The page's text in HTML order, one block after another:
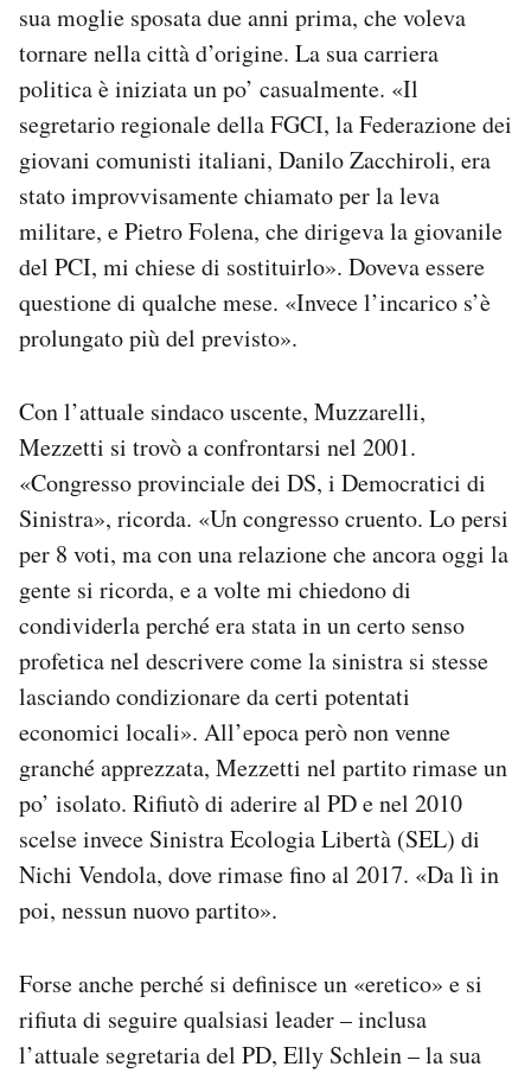
sua moglie sposata due anni prima, che voleva
tornare nella città d’origine. La sua carriera
politica è iniziata un po’ casualmente. «Il
segretario regionale della FGCI, la Federazione dei
giovani comunisti italiani, Danilo Zacchiroli, era
stato improvvisamente chiamato per la leva
militare, e Pietro Folena, che dirigeva la giovanile
del PCI, mi chiese di sostituirlo». Doveva essere
questione di qualche mese. «Invece l’incarico s’è
prolungato più del previsto».
Con l’attuale sindaco uscente, Muzzarelli,
Mezzetti si trovò a confrontarsi nel 2001.
«Congresso provinciale dei DS, i Democratici di
Sinistra», ricorda. «Un congresso cruento. Lo persi
per 8 voti, ma con una relazione che ancora oggi la
gente si ricorda, e a volte mi chiedono di
condividerla perché era stata in un certo senso
profetica nel descrivere come la sinistra si stesse
lasciando condizionare da certi potentati
economici locali». All’epoca però non venne
granché apprezzata, Mezzetti nel partito rimase un
po’ isolato. Rifiutò di aderire al PD e nel 2010
scelse invece Sinistra Ecologia Libertà (SEL) di
Nichi Vendola, dove rimase fino al 2017. «Da lì in
poi, nessun nuovo partito».
Forse anche perché si definisce un «eretico» e si
rifiuta di seguire qualsiasi leader – inclusa
l’attuale segretaria del PD, Elly Schlein – la sua